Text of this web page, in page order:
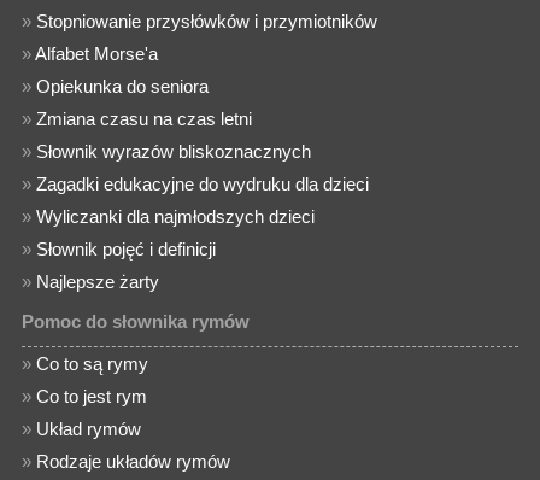
» Stopniowanie przysłówków i przymiotników
»Alfabet Morse'a
»Opiekunka do seniora
»Zmiana czasu na czas letni
» Słownik wyrazów bliskoznacznych
»Zagadki edukacyjne do wydruku dla dzieci
»Wyliczanki dla najmłodszych dzieci
» Słownik pojęć i definicji
» Najlepsze żarty
Pomoc do słownika rymów
»Co to są rymy
»Co to jest rym
» Układ rymów
» Rodzaje układów rymów